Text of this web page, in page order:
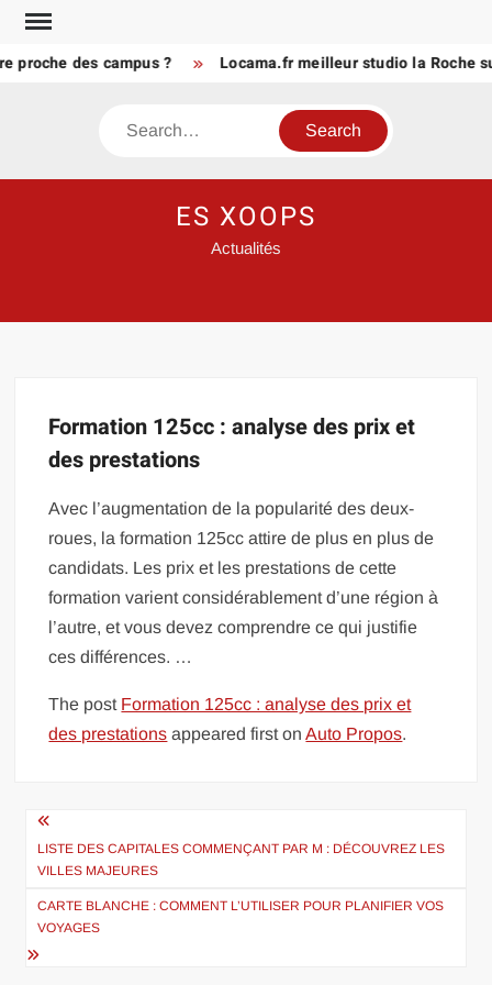
Skip
content
proche des campus ? Locama.fr meilleur studio la Roche
Search
ES XOOPS
Actualités
Formation 125cc : analyse des prix et
des prestations
Avec l’augmentation de la popularité des deux-
roues, la formation 125cc attire de plus en plus de
candidats. Les prix et les prestations de cette
formation varient considérablement d’une région à
l’autre, et vous devez comprendre ce qui justifie
ces différences. …
The post Formation 125cc : analyse des prix et
des prestations appeared first onAuto Propos.
Navigation
de
l’article
LISTE DES CAPITALES COMMENÇANT PAR M : DÉCOUVREZ LES
VILLES MAJEURES
CARTE BLANCHE : COMMENT L’UTILISER POUR PLANIFIER VOS
VOYAGES